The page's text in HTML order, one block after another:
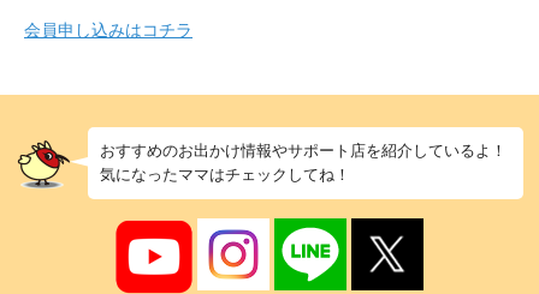
会員申し込みはコチラ
おすすめのお出かけ情報やサポート店を紹介しているよ！
気になったママはチェックしてね！